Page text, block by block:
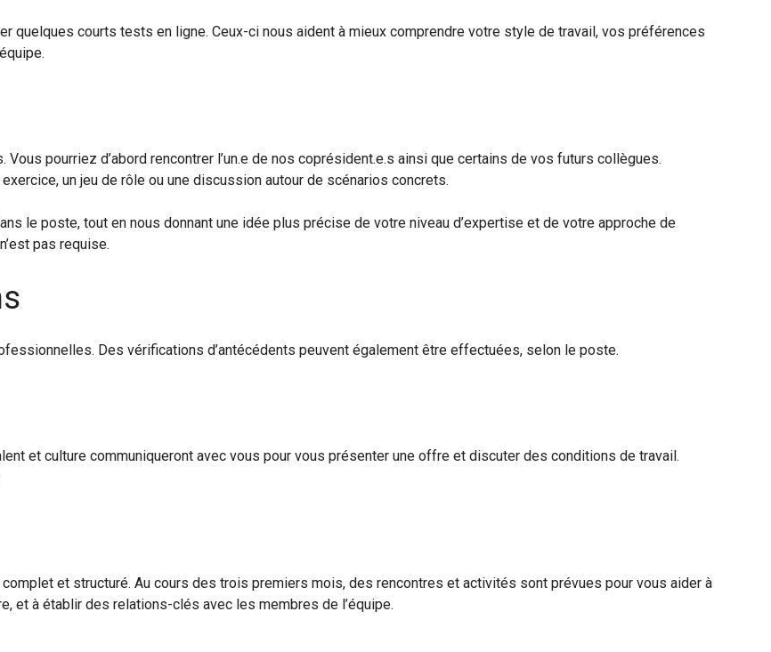
quelques courts tests en ligne. Ceux-ci nous aident à mieux comprendre votre style de travail, vos préférences
pourriez d’abord rencontrer l’un.e de nos coprésident.e.s ainsi que certains de vos futurs collègues.
un jeu de rôle ou une discussion autour de scénarios concrets.
le poste, tout en nous donnant une idée plus précise de votre niveau d’expertise et de votre approche de
pas requise.
Des vérifications d’antécédents peuvent également être effectuées, selon le poste.
et culture communiqueront avec vous pour vous présenter une offre et discuter des conditions de travail.
complet et structuré. Au cours des trois premiers mois, des rencontres et activités sont prévues pour vous aider à
et à établir des relations-clés avec les membres de l’équipe.